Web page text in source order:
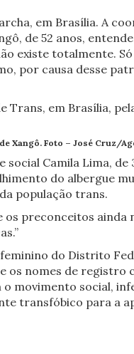
em Brasília. A
de 52 anos,
existe totalmente.
por causa desse
Xangô. Foto – José Cruz/
Camila Lima, de
do albergue
população trans.
os preconceitos ainda
do Distrito
nomes de registro
o movimento social,
transfóbico para a